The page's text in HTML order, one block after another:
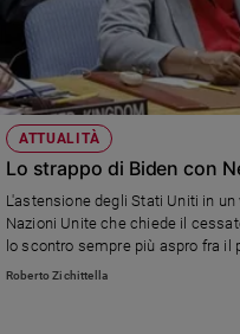
ATTUALITÀ
Lo strappo di Biden con
L'astensione degli Stati Uniti in
Nazioni Unite che chiede il
lo scontro sempre più aspro fra il
israeliano.
Roberto Zichittella